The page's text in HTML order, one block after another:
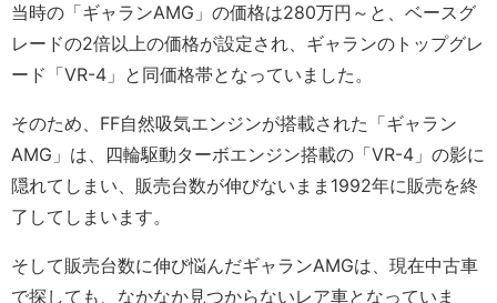
当時の「ギャランAMG」の価格は280万円～と、ベースグ
レードの2倍以上の価格が設定され、ギャランのトップグレ
ード「VR-4」と同価格帯となっていました。
そのため、FF自然吸気エンジンが搭載された「ギャラン
AMG」は、四輪駆動ターボエンジン搭載の「VR-4」の影に
隠れてしまい、販売台数が伸びないまま1992年に販売を終
了してしまいます。
そして販売台数に伸び悩んだギャランAMGは、現在中古車
で探しても、なかなか見つからないレア車となっていま